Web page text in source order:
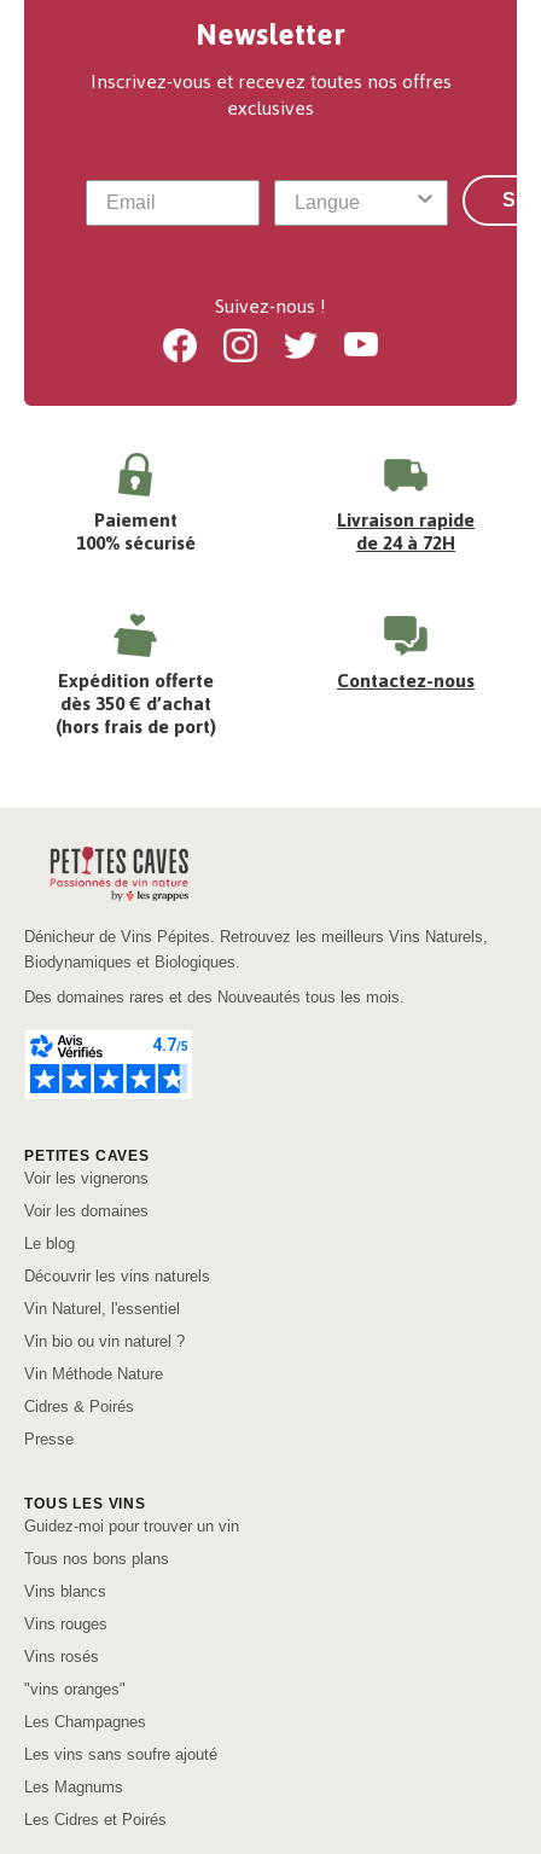
Newsletter
Inscrivez-vous et recevez toutes nos offres
exclusives
Suivez-nous !
FacebookInstagramTwitter Youtube
Paiement
100% sécurisé
Livraison rapide
de 24 à 72H
Expédition offerte
dès 350 € d’achat
(hors frais de port)
Contactez-nous
Dénicheur de Vins Pépites. Retrouvez les meilleurs Vins Naturels,
Biodynamiques et Biologiques.
Des domaines rares et des Nouveautés tous les mois.
PETITES CAVES
Voir les vignerons
Voir les domaines
Le blog
Découvrir les vins naturels
Vin Naturel, l'essentiel
Vin bio ou vin naturel ?
Vin Méthode Nature
Cidres & Poirés
Presse
TOUS LES VINS
Guidez-moi pour trouver un vin
Tous nos bons plans
Vins blancs
Vins rouges
Vins rosés
"vins oranges"
Les Champagnes
Les vins sans soufre ajouté
Les Magnums
Les Cidres et Poirés